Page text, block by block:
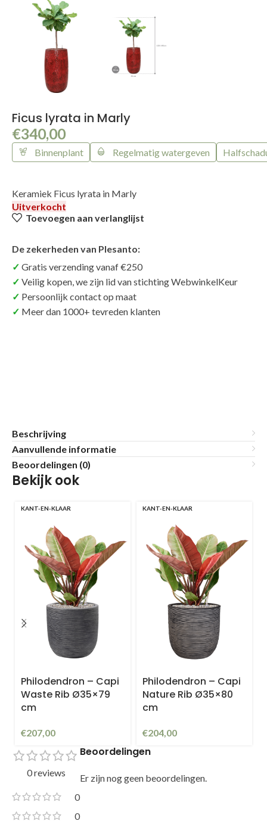
Ficus lyrata in Marly
€340,00
Binnenplant Regelmatig watergeven
Keramiek Ficus lyrata in Marly
Uitverkocht
Toevoegen aan verlanglijst
De zekerheden van Plesanto:
Gratis verzending vanaf €250
Veilig kopen, we zijn lid van stichting WebwinkelKeur
Persoonlijk contact op maat
Meer dan 1000+ tevreden klanten
Beschrijving
Aanvullende informatie
Beoordelingen (0)
Bekijk ook
KANT-EN-KLAAR
Philodendron – Capi
Waste Rib Ø35×79
cm
€207,00
KANT-EN-KLAAR
Philodendron – Capi
Nature Rib Ø35×80
cm
€204,00
0 reviews
0
0
Beoordelingen
Er zijn nog geen beoordelingen.